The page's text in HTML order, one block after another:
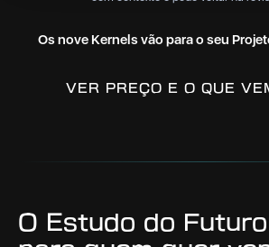
Os nove Kernels vão para o seu
VER PREÇO E O QUE
O Estudo do